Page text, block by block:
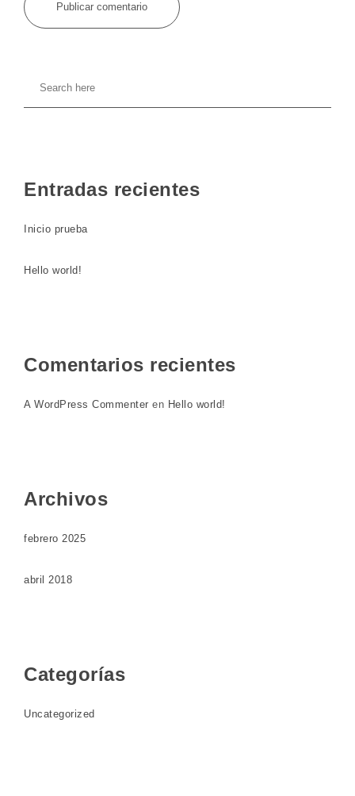
Entradas recientes
Inicio prueba
Hello world!
Comentarios recientes
A WordPress Commenter en Hello world!
Archivos
febrero 2025
abril 2018
Categorías
Uncategorized